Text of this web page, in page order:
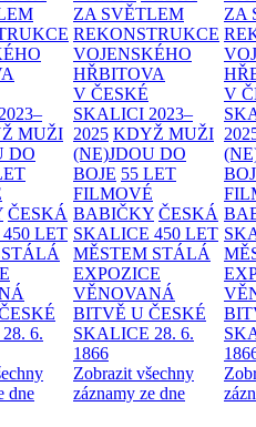
MUŽI
DO
ČESKÁ
LET
STÁLÁ
6.
dne
ZA SVĚTLEM
REKONSTRUKCE
VOJENSKÉHO
HŘBITOVA
V ČESKÉ
SKALICI 2023–
2025 KDYŽ MUŽI
(NE)JDOU DO
BOJE 55 LET
FILMOVÉ
BABIČKY ČESKÁ
SKALICE 450 LET
MĚSTEM STÁLÁ
EXPOZICE
VĚNOVANÁ
BITVĚ U ČESKÉ
SKALICE 28. 6.
1866
Zobrazit všechny
záznamy ze dne
ZA
V